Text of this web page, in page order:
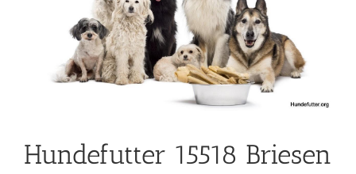
Hundefutter 15518 Briesen